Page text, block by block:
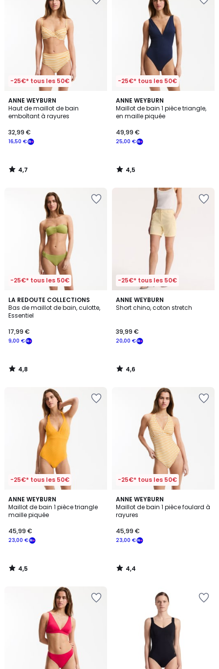
-25€* tous les 50€
ANNE WEYBURN
Haut de maillot de bain
emboîtant à rayures
16,50 €
32,99 €
4,7
/ 5
4,7
/
-25€* tous les 50€
ANNE WEYBURN
Maillot de bain 1 pièce triangle,
en maille piquée
25,00 €
49,99 €
4,5
/ 5
4,5
/
-25€* tous les 50€
LA REDOUTE COLLECTIONS
Bas de maillot de bain, culotte,
Essentiel
9,00 €
17,99 €
4,8
/ 5
4,8
/
-25€* tous les 50€
ANNE WEYBURN
Short chino, coton stretch
20,00 €
39,99 €
4,6
/ 5
4,6
/
-25€* tous les 50€
ANNE WEYBURN
Maillot de bain 1 pièce triangle
maille piquée
23,00 €
45,99 €
4,5
/ 5
4,5
/
-25€* tous les 50€
ANNE WEYBURN
Maillot de bain 1 pièce foulard à
rayures
23,00 €
45,99 €
4,4
/ 5
4,4
/